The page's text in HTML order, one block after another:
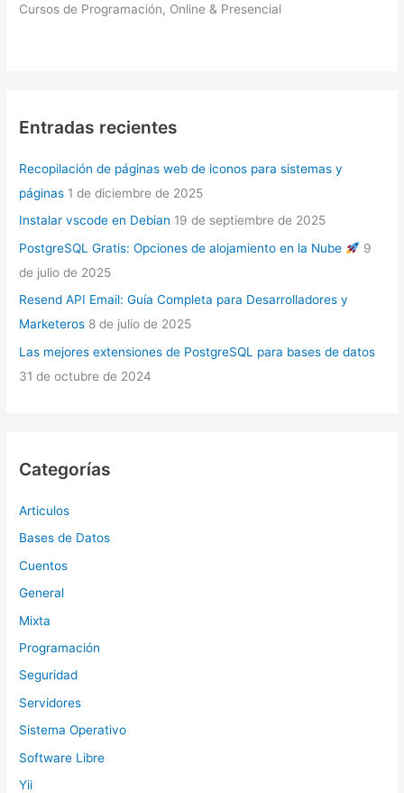
Cursos de Programación, Online & Presencial
Entradas recientes
Recopilación de páginas web de iconos para sistemas y
páginas 1 de diciembre de 2025
Instalar vscode en Debian 19 de septiembre de 2025
PostgreSQL Gratis: Opciones de alojamiento en la Nube
9
de julio de 2025
Resend API Email: Guía Completa para Desarrolladores y
Marketeros 8 de julio de 2025
Las mejores extensiones de PostgreSQL para bases de datos
31 de octubre de 2024
Categorías
Articulos
Bases de Datos
Cuentos
General
Mixta
Programación
Seguridad
Servidores
Sistema Operativo
Software Libre
Yii